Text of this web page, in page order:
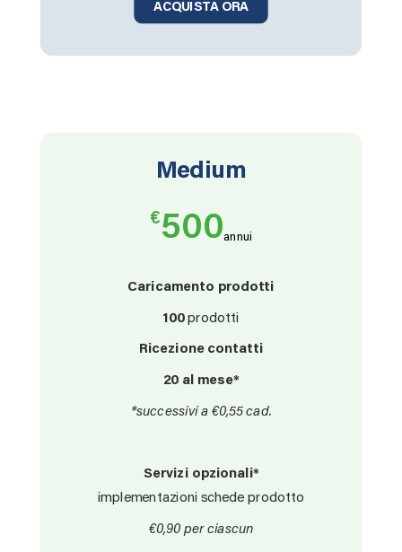
ACQUISTA ORA
Medium
€500annui
Caricamento prodotti
100prodotti
Ricezione contatti
20 al mese*
*successivi a €0,55 cad.
Servizi opzionali*
implementazioni schede prodotto
€0,90 per ciascun